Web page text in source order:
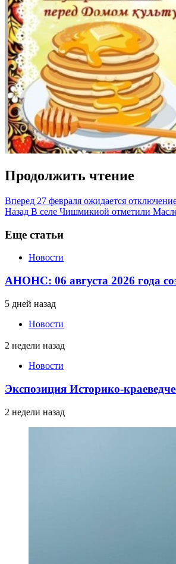
Продолжить чтение
Вперед 27 февраля ожидается
Назад В селе Чишмикиой отметили
Еще статьи
Новости
АНОНС: 06 августа 2026 года
5 дней назад
Новости
2 недели назад
Новости
Экспозиция Историко-
2 недели назад